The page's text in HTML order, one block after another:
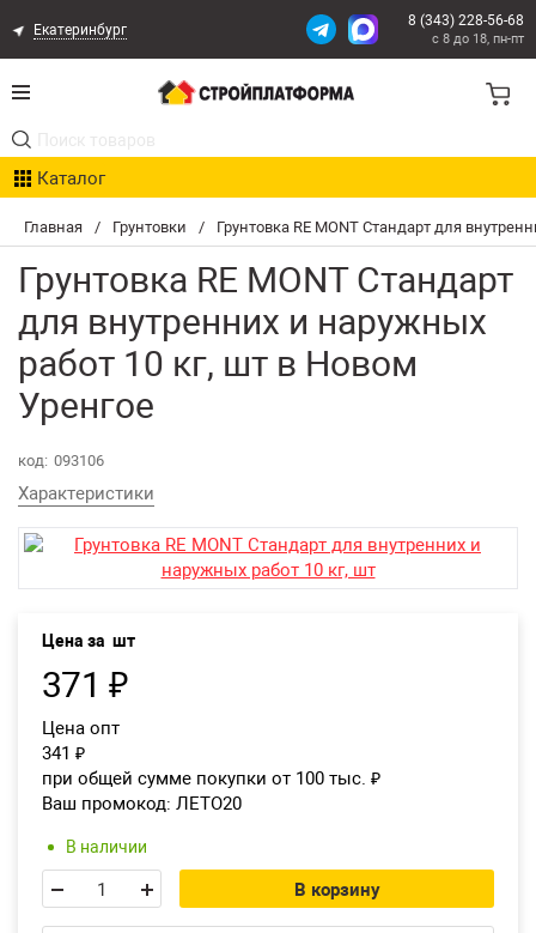
Главная / Грунтовки / Грунтовка RE MONT Стандарт для
Грунтовка RE MONT Стандарт
для внутренних и наружных
работ 10 кг, шт в Новом
Уренгое
код: 093106
Характеристики
Цена за шт
371 ₽
Цена опт
341 ₽
при общей сумме покупки от 100 тыс. ₽
Ваш промокод: ЛЕТО20
В наличии
В корзину
Екатеринбург
8 (343) 228-56-68
с 8 до 18, пн-пт
Каталог
Акции
Расчет доставки
Организациям
Опыт поставок
Статьи
Контакты
Возврат товара
Екатеринбург